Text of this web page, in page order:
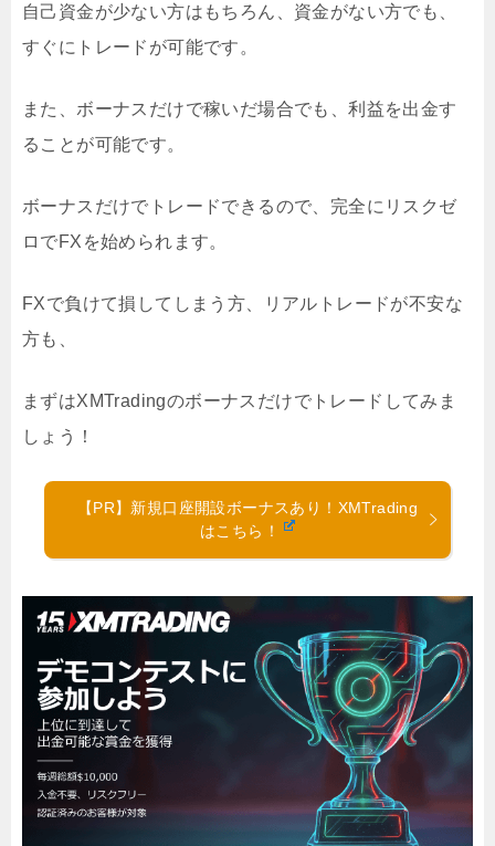
自己資金が少ない方はもちろん、資金がない方でも、
すぐにトレードが可能です。
また、ボーナスだけで稼いだ場合でも、利益を出金す
ることが可能です。
ボーナスだけでトレードできるので、完全にリスクゼ
ロでFXを始められます。
FXで負けて損してしまう方、リアルトレードが不安な
方も、
まずはXMTradingのボーナスだけでトレードしてみま
しょう！
【PR】新規口座開設ボーナスあり！XMTrading
はこちら！